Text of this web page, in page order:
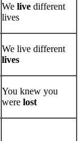
We live different
lives
We live different
lives
You knew you
were lost